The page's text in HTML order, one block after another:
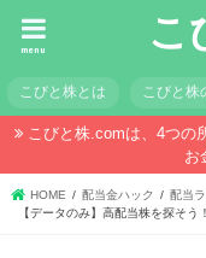
こ
menu
こびと株とは こびと株
こびと株.comは、4つの
お
HOME 配当金ハック
配当
【データのみ】高配当株を探そ